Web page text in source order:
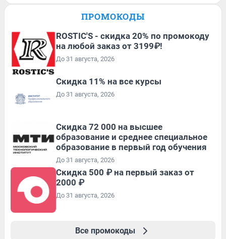
ПРОМОКОДЫ
ROSTIC'S - скидка 20% по промокоду
на любой заказ от 3199₽!
До 31 августа, 2026
Скидка 11% на все курсы
До 31 августа, 2026
Скидка 72 000 на высшее
образование и среднее специальное
образование в первый год обучения
До 31 августа, 2026
Скидка 500 ₽ на первый заказ от
2000 ₽
До 31 августа, 2026
Все промокоды